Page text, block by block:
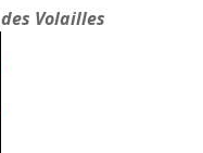
des Volailles